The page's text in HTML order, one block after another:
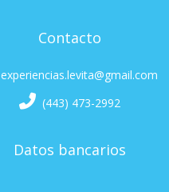
Contacto
experiencias.levita@gmail.com
(443) 473-2992
Datos bancarios